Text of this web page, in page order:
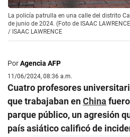
La policía patrulla en una calle del distrito
de junio de 2024. (Foto de ISAAC
/ ISAAC LAWRENCE
PorAgencia AFP
11/06/2024, 08:36 a.m.
Cuatro profesores
que trabajaban enChina
parque público, un agresión
país asiático calificó de